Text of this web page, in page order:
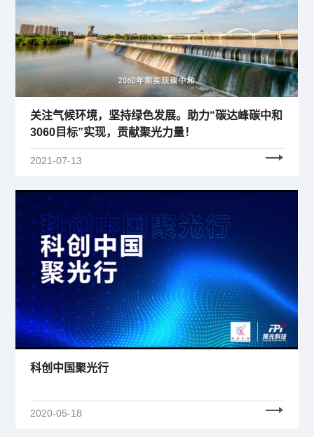
关注气候环境，坚持绿色发展。助力“碳达峰碳中和
3060目标”实现，贡献聚光力量！
2021-07-13
科创中国聚光行
2020-05-18